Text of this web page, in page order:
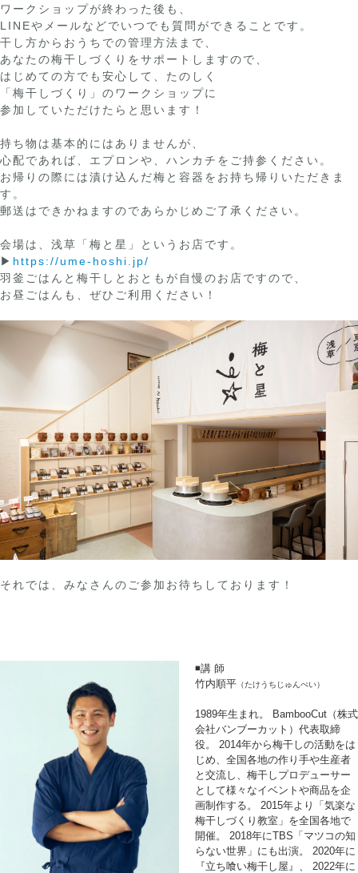
ワークショップが終わった後も、
LINEやメールなどでいつでも質問ができることです。
干し方からおうちでの管理方法まで、
あなたの梅干しづくりをサポートしますので、
はじめての方でも安心して、たのしく
「梅干しづくり」のワークショップに
参加していただけたらと思います！
持ち物は基本的にはありませんが、
心配であれば、エプロンや、ハンカチをご持参ください。
お帰りの際には漬け込んだ梅と容器をお持ち帰りいただきま
す。
郵送はできかねますのであらかじめご了承ください。
会場は、浅草「梅と星」というお店です。
▶︎ https://ume-hoshi.jp/
羽釜ごはんと梅干しとおともが自慢のお店ですので、
お昼ごはんも、ぜひご利用ください！
それでは、みなさんのご参加お待ちしております！
◾️講 師
竹内順平 （たけうちじゅんぺい）
1989年生まれ。 BambooCut（株式
会社バンブーカット）代表取締
役。 2014年から梅干しの活動をは
じめ、全国各地の作り手や生産者
と交流し、梅干しプロデューサー
として様々なイベントや商品を企
画制作する。 2015年より「気楽な
梅干しづくり教室」を全国各地で
開催。 2018年にTBS「マツコの知
らない世界」にも出演。 2020年に
『立ち喰い梅干し屋』、 2022年に